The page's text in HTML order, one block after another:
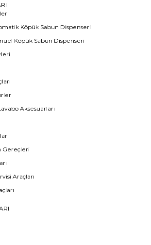
Köpük Sabun Dispenseri
Köpük Sabun Dispenseri
Aksesuarları
Gereçleri
Araçları